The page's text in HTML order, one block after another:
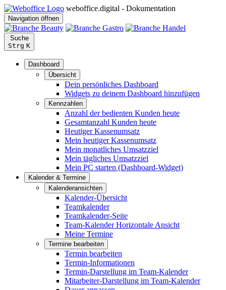
weboffice.digital - Dokumentation
Navigation öffnen
Suche
Strg K
Dashboard
Übersicht
Dein persönliches Dashboard
Widgets zu deinem Dashboard hinzufügen
Kennzahlen
Anzahl der bedienten Kunden heute
Gesamtanzahl Kunden heute
Heutiger Kassenumsatz
Mein heutiger Kassenumsatz
Mein monatliches Umsatzziel
Mein tägliches Umsatzziel
Mein PC starten (Dashboard-Widget)
Kalender & Termine
Kalenderansichten
Kalender-Übersicht
Teamkalender
Teamkalender-Seite
Team-Kalender Horizontale Ansicht
Meine Termine
Termine bearbeiten
Termin bearbeiten
Termin-Informationen
Termin-Darstellung im Team-Kalender
Mitarbeiter-Darstellung im Team-Kalender